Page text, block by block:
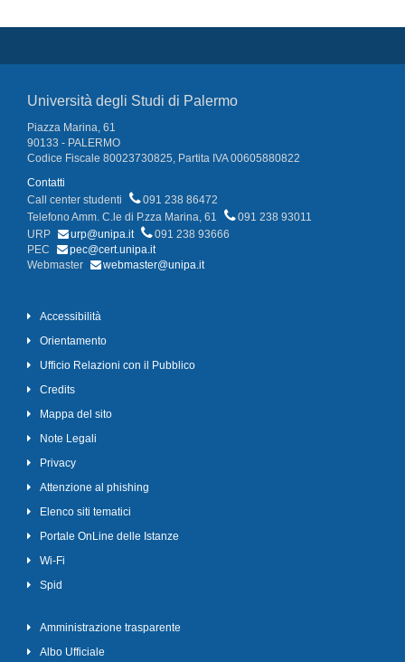
Università degli Studi di Palermo
Piazza Marina, 61
90133 - PALERMO
Codice Fiscale 80023730825, Partita IVA 00605880822
Contatti
Call center studenti
091 238 86472
Telefono Amm. C.le di P.zza Marina, 61
091 238 93011
URP
urp@unipa.it
091 238 93666
PEC
pec@cert.unipa.it
Webmaster
webmaster@unipa.it
Accessibilità
Orientamento
Ufficio Relazioni con il Pubblico
Credits
Mappa del sito
Note Legali
Privacy
Attenzione al phishing
Elenco siti tematici
Portale OnLine delle Istanze
Wi-Fi
Spid
Amministrazione trasparente
Albo Ufficiale